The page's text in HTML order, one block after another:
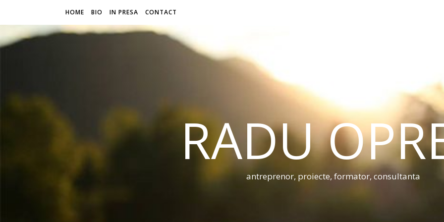
HOME BIO IN PRESA CONTACT
RADU
antreprenor, proiecte, formator, consultanta